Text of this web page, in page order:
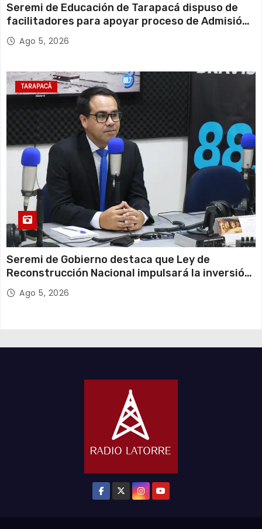
Seremi de Educación de Tarapacá dispuso de
facilitadores para apoyar proceso de Admisión
Escolar 2027
Ago 5, 2026
TARAPACÁ
Seremi de Gobierno destaca que Ley de
Reconstrucción Nacional impulsará la inversión
y el empleo en Tarapacá
Ago 5, 2026